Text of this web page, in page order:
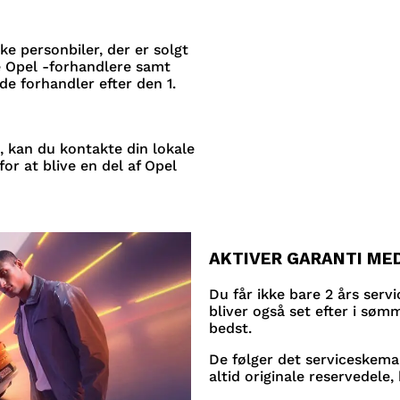
personbiler, der er solgt
Opel -forhandlere samt
forhandler efter den 1.
kan du kontakte din lokale
at blive en del af Opel
AKTIVER GARANTI
Du får ikke bare 2 års
bliver også set efter i
bedst.
De følger det
altid originale